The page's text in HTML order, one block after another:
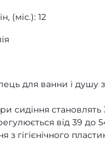
(міс.): 12
для ванни і душу
сидіння становлять
від 39 до
з гігієнічного